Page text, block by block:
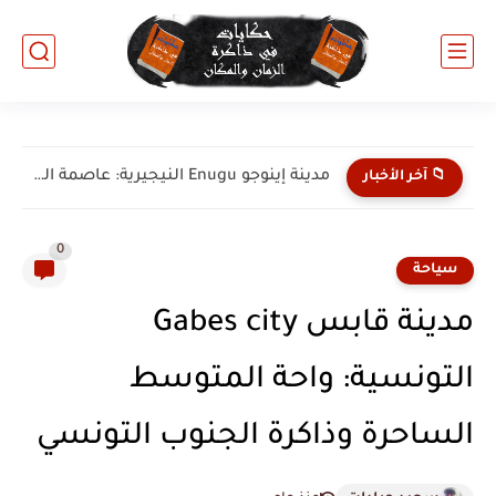
📁 آخر الأخبار مدينة أبا Aba النيجيرية: عاصمة الصناعات اليدوية وقلب ريادة الأعمال...
سياحة
0
مدينة قابس Gabes city
التونسية: واحة المتوسط
الساحرة وذاكرة الجنوب التونسي